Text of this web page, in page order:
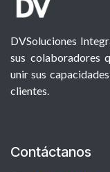
DVSoluciones
sus colaboradores
unir sus
clientes.
Contáctanos